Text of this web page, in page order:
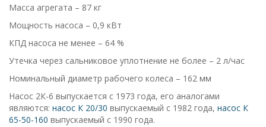
Масса агрегата – 87 кг
Мощность насоса – 0,9 кВт
КПД насоса не менее – 64 %
Утечка через сальниковое уплотнение не более – 2 л/час
Номинальный диаметр рабочего колеса – 162 мм
Насос 2К-6 выпускается с 1973 года, его аналогами
являются: насос К 20/30 выпускаемый с 1982 года, насос К
65-50-160 выпускаемый с 1990 года.